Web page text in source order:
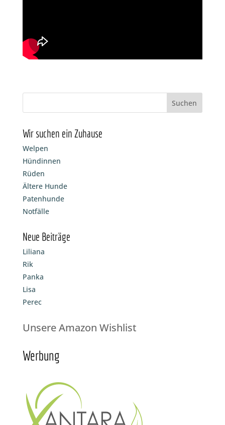
Wir suchen ein Zuhause
Welpen
Hündinnen
Rüden
Ältere Hunde
Patenhunde
Notfälle
Neue Beiträge
Liliana
Rik
Panka
Lisa
Perec
Unsere Amazon Wishlist
Werbung